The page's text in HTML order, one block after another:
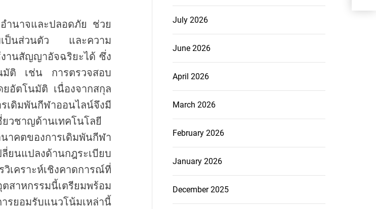
ำนาจและปลอดภัย ช่วย
เป็นส่วนตัว และความ
านสัญญาอัจฉริยะได้ ซึ่ง
มัติ เช่น การตรวจสอบ
ยอัตโนมัติ เนื่องจากสกุล
เดิมพันกีฬาออนไลน์จึงมี
วชาญด้านเทคโนโลยี
าคตของการเดิมพันกีฬา
ยนแปลงด้านกฎระเบียบ
เคราะห์เชิงคาดการณ์ที่
สาหกรรมนี้เตรียมพร้อม
รยอมรับแนวโน้มเหล่านี้
July 2026
June 2026
April 2026
March 2026
February 2026
January 2026
December 2025